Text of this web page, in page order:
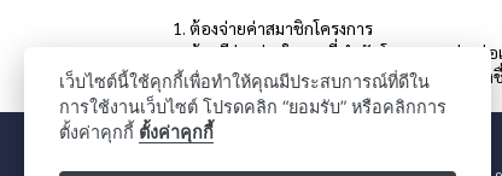
ต้องจ่ายค่าสมาชิกโครงการ
ต้องมีส่วนร่วมในงานที่ทำกับโครงการอย่างต่อ
การประชาสัมพันธ์ผลงานที่เกิดขึ้นต้องอ้างถึง
เว็บไซต์นี้ใช้คุกกี้เพื่อทำให้คุณมีประสบการณ์ที่ดีใน
การใช้งานเว็บไซต์ โปรดคลิก “ยอมรับ” หรือคลิกการ
ตั้งค่าคุกกี้ ตั้งค่าคุกกี้